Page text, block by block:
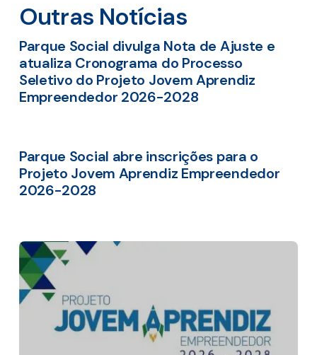
Outras Notícias
Parque Social divulga Nota de Ajuste e
atualiza Cronograma do Processo
Seletivo do Projeto Jovem Aprendiz
Empreendedor 2026-2028
Parque Social abre inscrições para o
Projeto Jovem Aprendiz Empreendedor
2026-2028